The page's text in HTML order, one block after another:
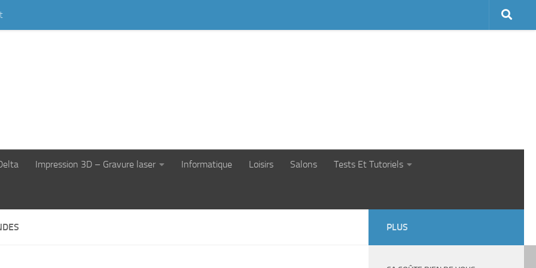
Impression 3D – Gravure laser Informatique Loisirs Salons Tests Et Tutoriels
PLUS